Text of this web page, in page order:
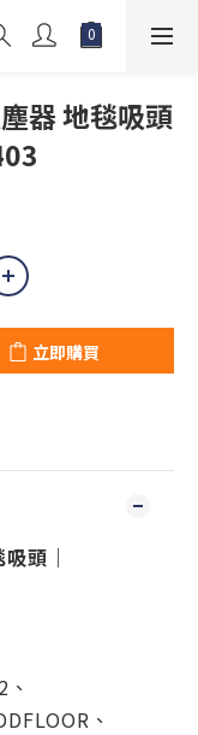
器 地毯吸頭
立即購買
頭｜
、